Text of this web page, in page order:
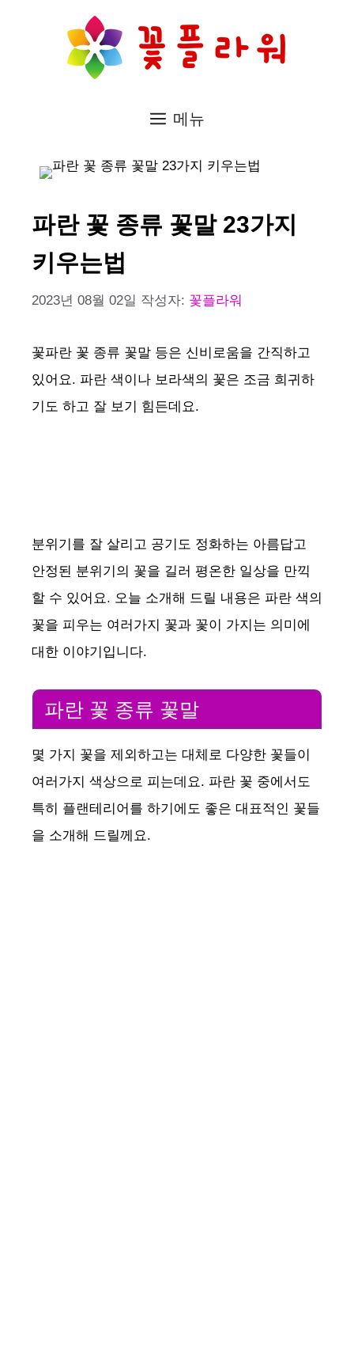
메뉴
파란 꽃 종류 꽃말 23가지
키우는법
2023년 08월 02일 작성자: 꽃플라워
꽃파란 꽃 종류 꽃말 등은 신비로움을 간직하고
있어요. 파란 색이나 보라색의 꽃은 조금 희귀하
기도 하고 잘 보기 힘든데요.
분위기를 잘 살리고 공기도 정화하는 아름답고
안정된 분위기의 꽃을 길러 평온한 일상을 만끽
할 수 있어요. 오늘 소개해 드릴 내용은 파란 색의
꽃을 피우는 여러가지 꽃과 꽃이 가지는 의미에
대한 이야기입니다.
파란 꽃 종류 꽃말
몇 가지 꽃을 제외하고는 대체로 다양한 꽃들이
여러가지 색상으로 피는데요. 파란 꽃 중에서도
특히 플랜테리어를 하기에도 좋은 대표적인 꽃들
을 소개해 드릴께요.